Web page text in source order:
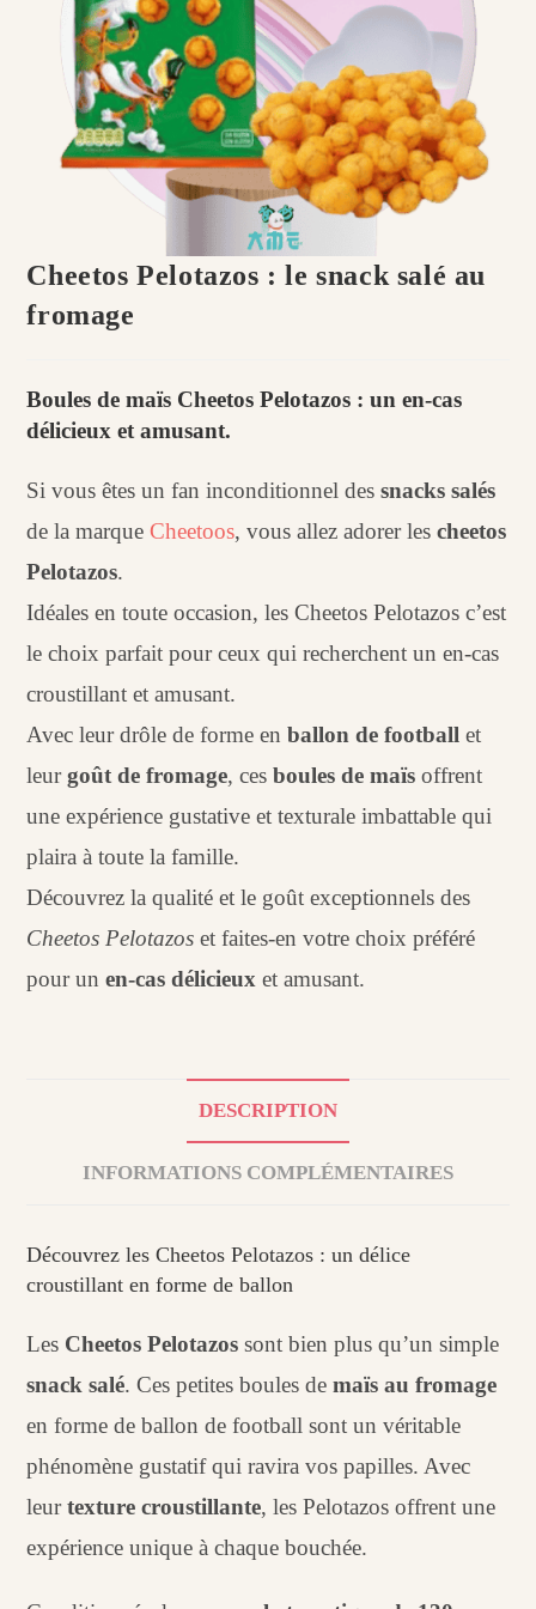
Cheetos Pelotazos : le snack salé au
fromage
Boules de maïs Cheetos Pelotazos : un en-cas
délicieux et amusant.
Si vous êtes un fan inconditionnel dessnacks salés
de la marqueCheetoos, vous allez adorer lescheetos
Pelotazos.
Idéales en toute occasion, les Cheetos Pelotazos c’est
le choix parfait pour ceux qui recherchent un en-cas
croustillant et amusant.
Avec leur drôle de forme enballon de football et
leurgoût de fromage, cesboules de maïs offrent
une expérience gustative et texturale imbattable qui
plaira à toute la famille.
Découvrez la qualité et le goût exceptionnels des
Cheetos Pelotazos et faites-en votre choix préféré
pour unen-cas délicieux et amusant.
DESCRIPTION
INFORMATIONS COMPLÉMENTAIRES
Découvrez les Cheetos Pelotazos : un délice
croustillant en forme de ballon
Les Cheetos Pelotazos sont bien plus qu’un simple
snack salé. Ces petites boules demaïs au fromage
en forme de ballon de football sont un véritable
phénomène gustatif qui ravira vos papilles. Avec
leurtexture croustillante, les Pelotazos offrent une
expérience unique à chaque bouchée.